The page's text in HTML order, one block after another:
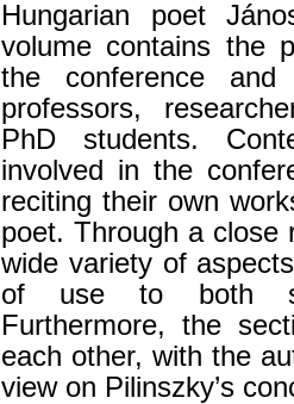
Hungarian poet
volume contains the
the conference
professors,
PhD students.
involved in the
reciting their own
poet. Through a close
wide variety of
of use to both
Furthermore, the
each other, with the
view on Pilinszky’s